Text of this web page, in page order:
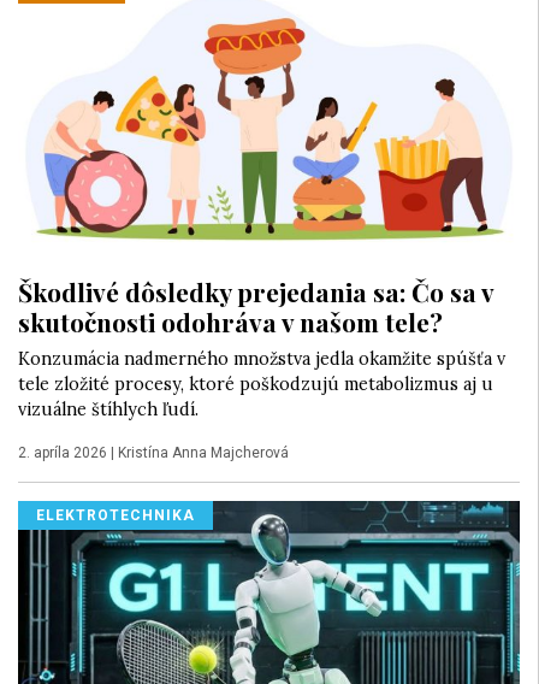
Škodlivé dôsledky prejedania sa: Čo sa v
skutočnosti odohráva v našom tele?
Konzumácia nadmerného množstva jedla okamžite spúšťa v
tele zložité procesy, ktoré poškodzujú metabolizmus aj u
vizuálne štíhlych ľudí.
2. apríla 2026 Kristína Anna Majcherová
ELEKTROTECHNIKA